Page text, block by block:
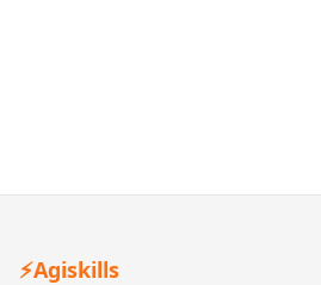
⚡Agiskills